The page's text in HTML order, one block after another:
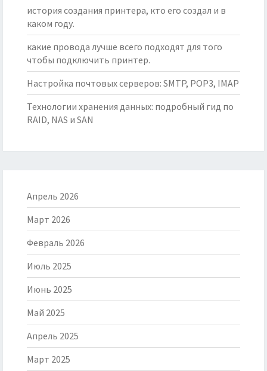
история создания принтера, кто его создал и в
каком году.
какие провода лучше всего подходят для того
чтобы подключить принтер.
Настройка почтовых серверов: SMTP, POP3, IMAP
Технологии хранения данных: подробный гид по
RAID, NAS и SAN
Апрель 2026
Март 2026
Февраль 2026
Июль 2025
Июнь 2025
Май 2025
Апрель 2025
Март 2025